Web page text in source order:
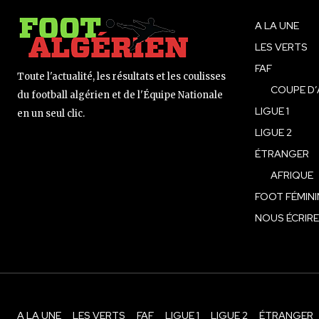
Toute l'actualité, les résultats et les coulisses
du football algérien et de l'Équipe Nationale
en un seul clic.
A LA UNE
LES VERTS
FAF
COUPE
LIGUE 1
LIGUE 2
ÉTRANGER
AFRIQUE
FOOT
NOUS ÉCRIRE
A LA UNE LES VERTS FAF LIGUE 1 LIGUE 2 ÉTRANGER